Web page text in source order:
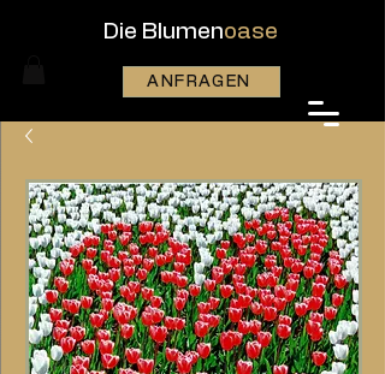
Die Blumenoase
ANFRAGEN